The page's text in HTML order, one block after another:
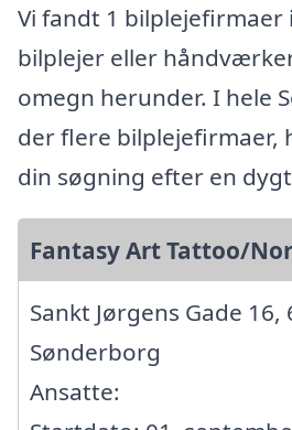
Vi fandt 1 bilplejefirmaer
bilplejer eller
omegn herunder. I hele
der flere bilplejefirmaer,
din søgning efter en
Fantasy Art Tattoo/
Sankt Jørgens Gade 16,
Sønderborg
Ansatte: